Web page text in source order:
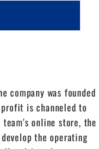
company was founded
is channeled to
online store, the
the operating